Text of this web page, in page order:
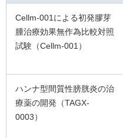
Cellm-001による初発膠芽
腫治療効果無作為比較対照
試験（Cellm-001）
ハンナ型間質性膀胱炎の治
療薬の開発（TAGX-
0003）